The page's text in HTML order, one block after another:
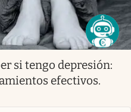
si tengo depresión:
efectivos.